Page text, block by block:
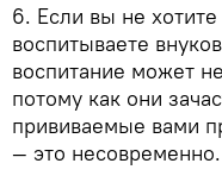
6. Если вы не
воспитываете
воспитание может
потому как они
прививаемые вами
— это